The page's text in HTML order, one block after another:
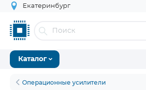
Екатеринбург
Каталог
Операционные усилители